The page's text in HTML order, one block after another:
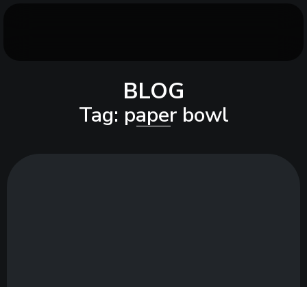
BLOG
Tag: paper bowl